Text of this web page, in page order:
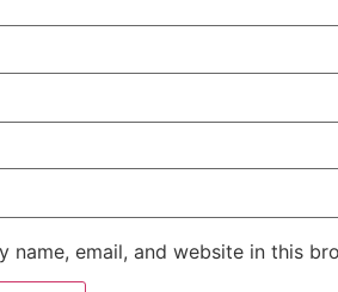
name, email, and website in this